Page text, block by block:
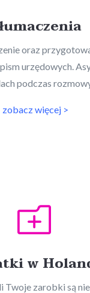
oraz
urzędowych.
podczas
zobacz więcej >
o
w
Twoje zarobki są nie